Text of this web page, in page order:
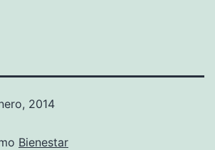
2014
Bienestar